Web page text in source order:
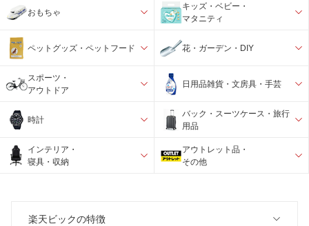
おもちゃ
キッズ・ベビー・
マタニティ
ペットグッズ・ペットフード 花・ガーデン・DIY
スポーツ・
アウトドア
日用品雑貨・文房具・手芸
時計
バック・スーツケース・旅行
用品
インテリア・
寝具・収納
アウトレット品・
その他
楽天ビックの特徴